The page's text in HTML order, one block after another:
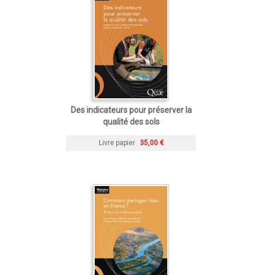
Des indicateurs pour préserver la
qualité des sols
Livre papier 35,00 €